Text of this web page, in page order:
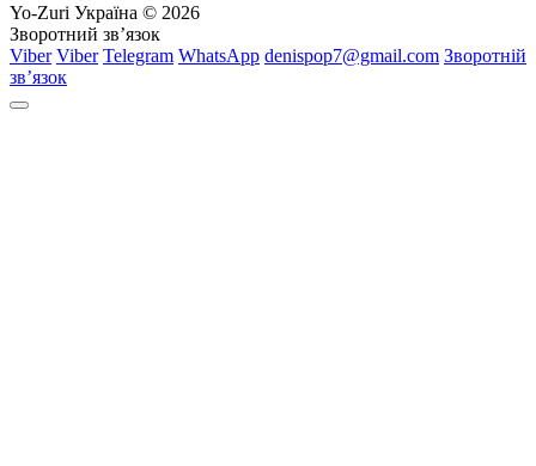
Yo-Zuri Україна © 2026
Зворотний зв’язок
Viber Viber Telegram WhatsApp denispop7@gmail.com Зворотній
зв’язок